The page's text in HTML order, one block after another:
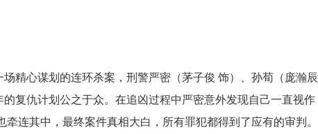
谋划的连环杀案，刑警严密（茅子俊 饰）、孙荀（庞瀚辰
复仇计划公之于众。在追凶过程中严密意外发现自己一直视作
连其中，最终案件真相大白，所有罪犯都得到了应有的审判。